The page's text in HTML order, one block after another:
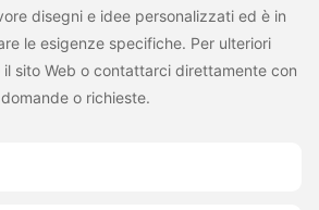
disegni e idee personalizzati ed è in
le esigenze specifiche. Per ulteriori
sito Web o contattarci direttamente con
domande o richieste.